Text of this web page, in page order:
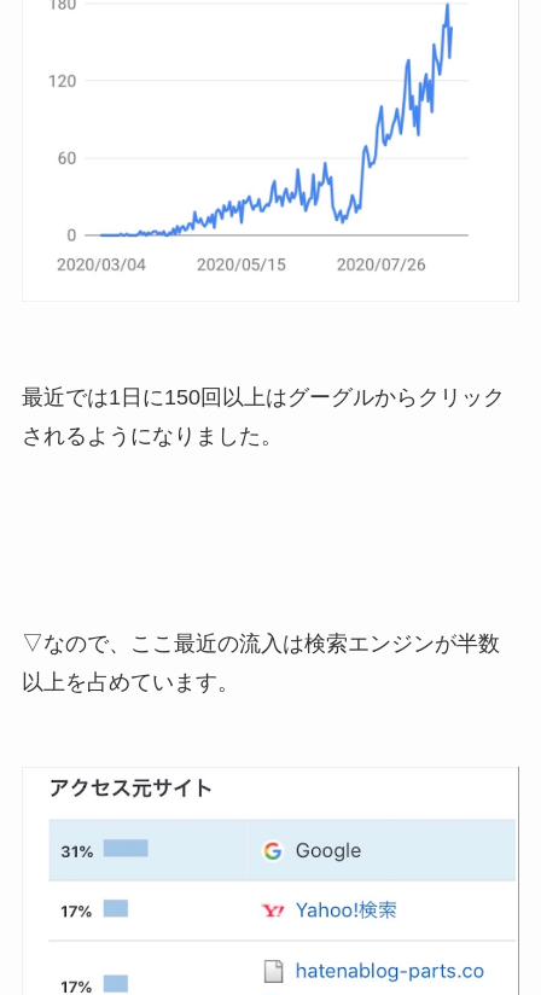
最近では1日に150回以上はグーグルからクリック
されるようになりました。
▽なので、ここ最近の流入は検索エンジンが半数
以上を占めています。